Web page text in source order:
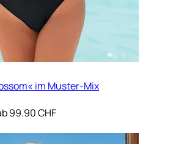
im Muster-Mix
99.90 CHF